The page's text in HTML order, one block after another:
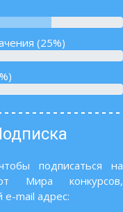
(25%)
подписаться на
Мира конкурсов,
e-mail адрес: